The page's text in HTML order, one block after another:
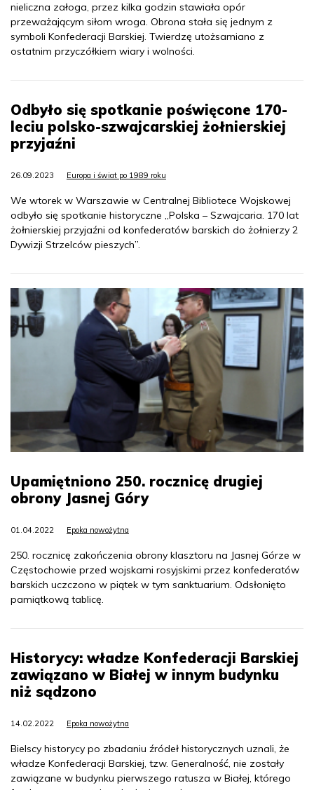
nieliczna załoga, przez kilka godzin stawiała opór
przeważającym siłom wroga. Obrona stała się jednym z
symboli Konfederacji Barskiej. Twierdzę utożsamiano z
ostatnim przyczółkiem wiary i wolności.
Odbyło się spotkanie poświęcone 170-
leciu polsko-szwajcarskiej żołnierskiej
przyjaźni
26.09.2023 Europa i świat po 1989 roku
We wtorek w Warszawie w Centralnej Bibliotece Wojskowej
odbyło się spotkanie historyczne „Polska – Szwajcaria. 170 lat
żołnierskiej przyjaźni od konfederatów barskich do żołnierzy 2
Dywizji Strzelców pieszych”.
Upamiętniono 250. rocznicę drugiej
obrony Jasnej Góry
01.04.2022 Epoka nowożytna
250. rocznicę zakończenia obrony klasztoru na Jasnej Górze w
Częstochowie przed wojskami rosyjskimi przez konfederatów
barskich uczczono w piątek w tym sanktuarium. Odsłonięto
pamiątkową tablicę.
Historycy: władze Konfederacji Barskiej
zawiązano w Białej w innym budynku
niż sądzono
14.02.2022 Epoka nowożytna
Bielscy historycy po zbadaniu źródeł historycznych uznali, że
władze Konfederacji Barskiej, tzw. Generalność, nie zostały
zawiązane w budynku pierwszego ratusza w Białej, którego